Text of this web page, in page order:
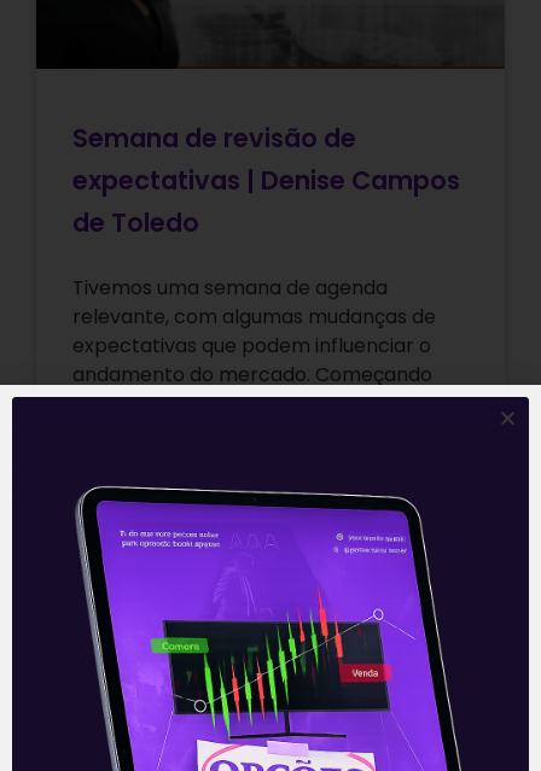
Semana de revisão de
expectativas | Denise Campos
de Toledo
Tivemos uma semana de agenda
relevante, com algumas mudanças de
expectativas que podem influenciar o
andamento do mercado. Começando
pelo âmbito doméstico temos em aberto
11/02/2022
E EU COM ISSO